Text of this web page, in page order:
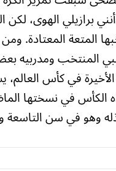
برازيلي الهوى،
المعتادة. ومن
المنتخب ومدربيه
في كأس العالم،
في نسختها
وهو في سن التاسعة